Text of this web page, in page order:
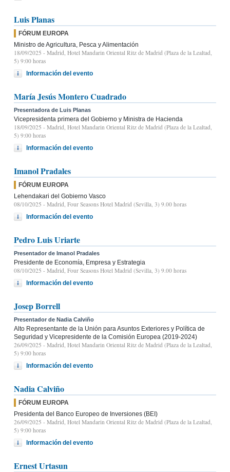
Luis Planas
FÓRUM EUROPA
Ministro de Agricultura, Pesca y Alimentación
18/09/2025 - Madrid, Hotel Mandarin Oriental Ritz de Madrid (Plaza de la Lealtad,
5) 9:00 horas
Información del evento
María Jesús Montero Cuadrado
Presentadora de Luis Planas
Vicepresidenta primera del Gobierno y Ministra de Hacienda
18/09/2025 - Madrid, Hotel Mandarin Oriental Ritz de Madrid (Plaza de la Lealtad,
5) 9:00 horas
Información del evento
Imanol Pradales
FÓRUM EUROPA
Lehendakari del Gobierno Vasco
08/10/2025 - Madrid, Four Seasons Hotel Madrid (Sevilla, 3) 9.00 horas
Información del evento
Pedro Luis Uriarte
Presentador de Imanol Pradales
Presidente de Economía, Empresa y Estrategia
08/10/2025 - Madrid, Four Seasons Hotel Madrid (Sevilla, 3) 9.00 horas
Información del evento
Josep Borrell
Presentador de Nadia Calviño
Alto Representante de la Unión para Asuntos Exteriores y Política de
Seguridad y Vicepresidente de la Comisión Europea (2019-2024)
26/09/2025 - Madrid, Hotel Mandarin Oriental Ritz de Madrid (Plaza de la Lealtad,
5) 9:00 horas
Información del evento
Nadia Calviño
FÓRUM EUROPA
Presidenta del Banco Europeo de Inversiones (BEI)
26/09/2025 - Madrid, Hotel Mandarin Oriental Ritz de Madrid (Plaza de la Lealtad,
5) 9:00 horas
Información del evento
Ernest Urtasun